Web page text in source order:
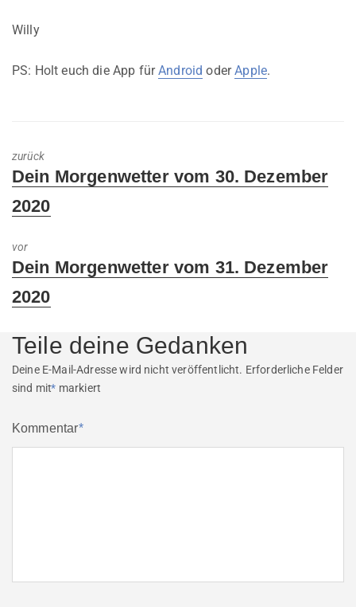
Willy
PS: Holt euch die App fürAndroid oderApple.
zurück
Previous
Dein Morgenwetter vom 30. Dezember
2020
vor
Next
Dein Morgenwetter vom 31. Dezember
2020
Teile deine Gedanken
Deine E-Mail-Adresse wird nicht veröffentlicht. Erforderliche Felder
sind mit* markiert
Kommentar*